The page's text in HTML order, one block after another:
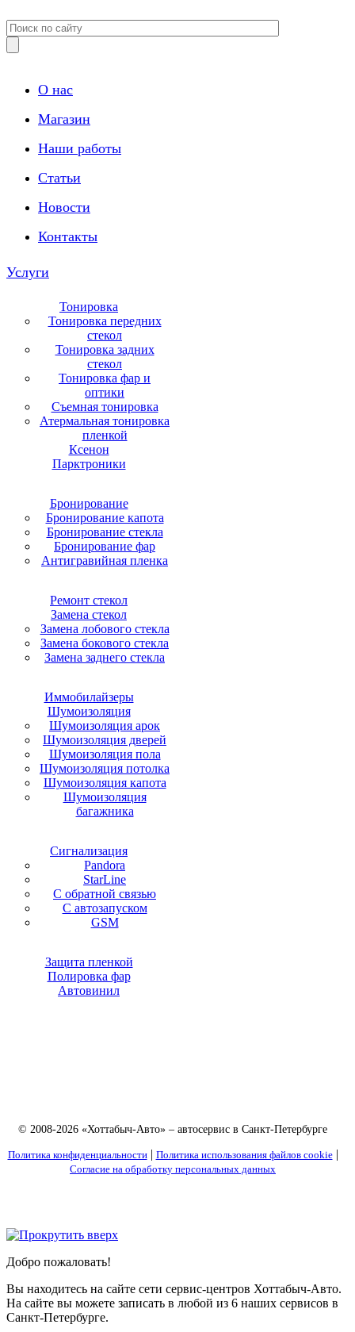
О нас
Магазин
Наши работы
Статьи
Новости
Контакты
Услуги
Тонировка
Тонировка передних
стекол
Тонировка задних
стекол
Тонировка фар и
оптики
Съемная тонировка
Атермальная тонировка
пленкой
Ксенон
Парктроники
Бронирование
Бронирование капота
Бронирование стекла
Бронирование фар
Антигравийная пленка
Ремонт стекол
Замена стекол
Замена лобового стекла
Замена бокового стекла
Замена заднего стекла
Иммобилайзеры
Шумоизоляция
Шумоизоляция арок
Шумоизоляция дверей
Шумоизоляция пола
Шумоизоляция потолка
Шумоизоляция капота
Шумоизоляция
багажника
Сигнализация
Pandora
StarLine
С обратной связью
С автозапуском
GSM
Защита пленкой
Полировка фар
Автовинил
© 2008-2026 «Хоттабыч-Авто» – автосервис в Санкт-Петербурге
Политика конфиденциальности| Политика использования файлов cookie|
Согласие на обработку персональных данных
Добро пожаловать!
Вы находитесь на сайте сети сервис-центров Хоттабыч-Авто.
На сайте вы можете записать в любой из 6 наших сервисов в
Санкт-Петербурге.